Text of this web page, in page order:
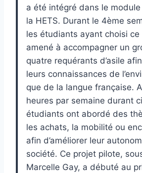
a été intégré dans le
la HETS. Durant le 4ème
les étudiants ayant choisi
amené à accompagner un
quatre requérants d’asile
leurs connaissances de
que de la langue française.
heures par semaine durant
étudiants ont abordé des
les achats, la mobilité ou
afin d’améliorer leur
société. Ce projet pilote,
Marcelle Gay, a débuté au